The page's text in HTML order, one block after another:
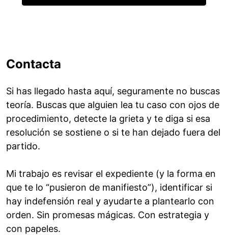
Contacta
Si has llegado hasta aquí, seguramente no buscas
teoría. Buscas que alguien lea tu caso con ojos de
procedimiento, detecte la grieta y te diga si esa
resolución se sostiene o si te han dejado fuera del
partido.
Mi trabajo es revisar el expediente (y la forma en
que te lo “pusieron de manifiesto”), identificar si
hay indefensión real y ayudarte a plantearlo con
orden. Sin promesas mágicas. Con estrategia y
con papeles.